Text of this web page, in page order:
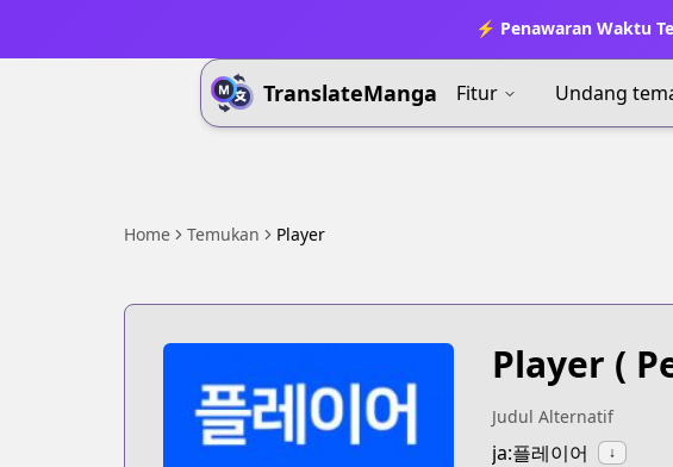
⚡ Penawaran Waktu
TranslateManga Fitur Undang
Home Temukan Player
Player (
Judul Alternatif
ja:플레이어 ↓